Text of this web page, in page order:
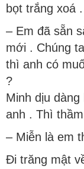
bọt trắng xoá .
– Em đã sẵn
mới . Chúng
thì anh có
?
Minh dịu
anh . Thì
– Miễn là em
Đi trăng mật